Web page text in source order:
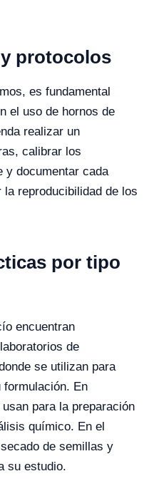
protocolos
es fundamental
el uso de hornos de
realizar un
calibrar los
y documentar cada
reproducibilidad de los
por tipo
encuentran
de
se utilizan para
En
para la preparación
químico. En el
de semillas y
su estudio.